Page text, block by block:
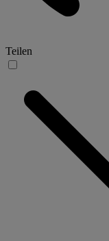
Teilen